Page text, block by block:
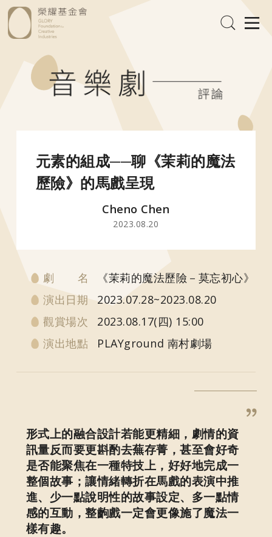
元素的組成──聊《茉莉的魔法
歷險》的馬戲呈現
Cheno Chen
2023.08.20
劇 名
《茉莉的魔法歷險－莫忘初心》
演出日期
2023.07.28~2023.08.20
觀賞場次
2023.08.17(四) 15:00
演出地點
PLAYground 南村劇場
形式上的融合設計若能更精細，劇情的資
訊量反而要更斟酌去蕪存菁，甚至會好奇
是否能聚焦在一種特技上，好好地完成一
整個故事；讓情緒轉折在馬戲的表演中推
進、少一點說明性的故事設定、多一點情
感的互動，整齣戲一定會更像施了魔法一
樣有趣。